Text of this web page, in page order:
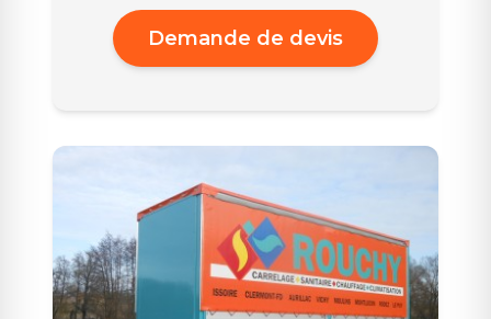
Demande de devis